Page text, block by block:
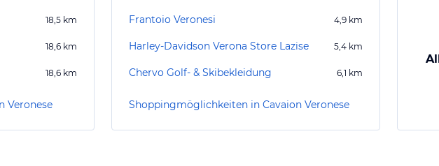
18,5 km
18,6 km
18,6 km
Veronese
Frantoio Veronesi 4,9 km
Harley-Davidson Verona Store Lazise 5,4 km
Chervo Golf- & Skibekleidung 6,1 km
Shoppingmöglichkeiten in Cavaion Veronese